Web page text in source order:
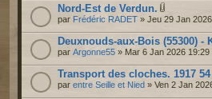
Nord-Est de Verdun.
par Frédéric RADET » Jeu 29 Jan
Deuxnouds-aux-Bois (55300) -
par Argonne55 » Mar 6 Jan 2026 19:29
Transport des cloches. 1917
par entre Seille et Nied » Ven 2 Jan